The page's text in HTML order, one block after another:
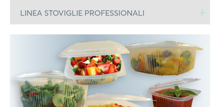
LINEA STOVIGLIE PROFESSIONALI